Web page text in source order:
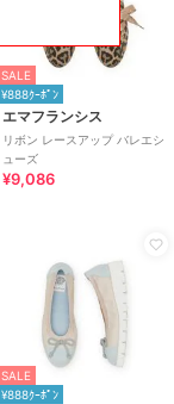
SALE
¥888ｸｰﾎﾟﾝ
エマフランシス
リボン レースアップ バレエシ
ューズ
¥9,086
SALE
¥888ｸｰﾎﾟﾝ